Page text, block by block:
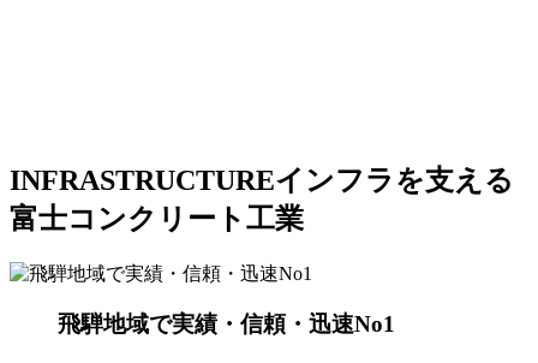
INFRASTRUCTUREインフラを支える
富士コンクリート工業
飛騨地域で実績・信頼・迅速No1